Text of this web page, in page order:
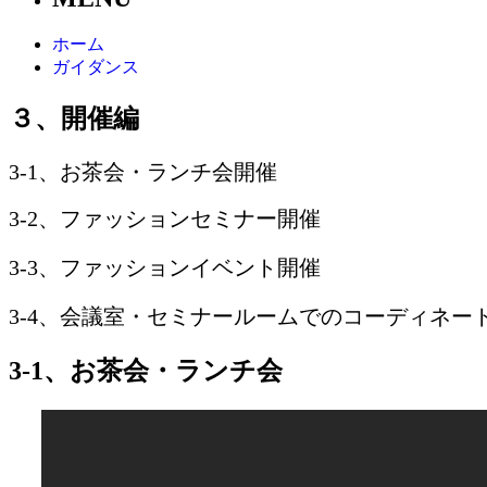
ホーム
ガイダンス
３、開催編
3-1、お茶会・ランチ会開催
3-2、ファッションセミナー開催
3-3、ファッションイベント開催
3-4、会議室・セミナールームでのコーディネー
3-1、お茶会・ランチ会